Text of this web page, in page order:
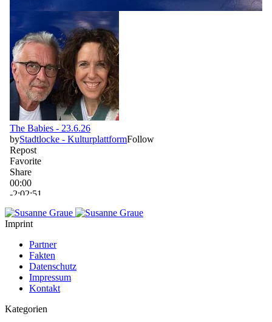
Imprint
Partner
Fakten
Datenschutz
Impressum
Kontakt
Kategorien